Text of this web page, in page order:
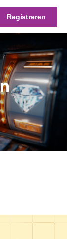
Registreren